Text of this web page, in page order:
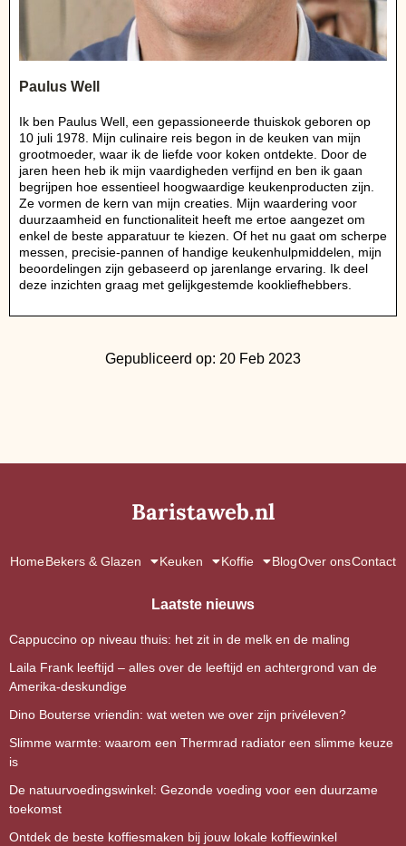
Paulus Well
Ik ben Paulus Well, een gepassioneerde thuiskok geboren op
10 juli 1978. Mijn culinaire reis begon in de keuken van mijn
grootmoeder, waar ik de liefde voor koken ontdekte. Door de
jaren heen heb ik mijn vaardigheden verfijnd en ben ik gaan
begrijpen hoe essentieel hoogwaardige keukenproducten zijn.
Ze vormen de kern van mijn creaties. Mijn waardering voor
duurzaamheid en functionaliteit heeft me ertoe aangezet om
enkel de beste apparatuur te kiezen. Of het nu gaat om scherpe
messen, precisie-pannen of handige keukenhulpmiddelen, mijn
beoordelingen zijn gebaseerd op jarenlange ervaring. Ik deel
deze inzichten graag met gelijkgestemde kookliefhebbers.
Gepubliceerd op: 20 Feb 2023
Baristaweb.nl
HomeBekers & Glazen Keuken Koffie BlogOver onsContact
Laatste nieuws
Cappuccino op niveau thuis: het zit in de melk en de maling
Laila Frank leeftijd – alles over de leeftijd en achtergrond van de
Amerika-deskundige
Dino Bouterse vriendin: wat weten we over zijn privéleven?
Slimme warmte: waarom een Thermrad radiator een slimme keuze
is
De natuurvoedingswinkel: Gezonde voeding voor een duurzame
toekomst
Ontdek de beste koffiesmaken bij jouw lokale koffiewinkel